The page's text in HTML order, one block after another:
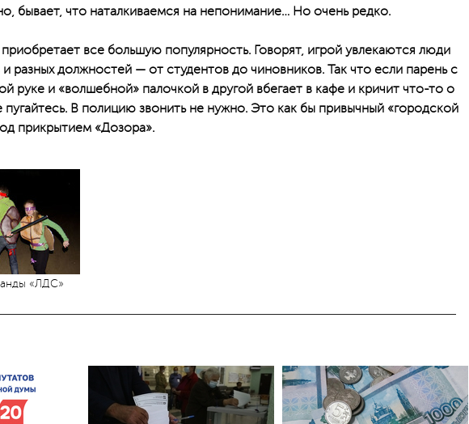
бывает, что наталкиваемся на непонимание… Но очень редко.
все большую популярность. Говорят, игрой увлекаются люди
и разных должностей — от студентов до чиновников. Так что если парень с
руке и «волшебной» палочкой в другой вбегает в кафе и кричит что-то о
пугайтесь. В полицию звонить не нужно. Это как бы привычный «городской
прикрытием «Дозора».
«ЛДС»